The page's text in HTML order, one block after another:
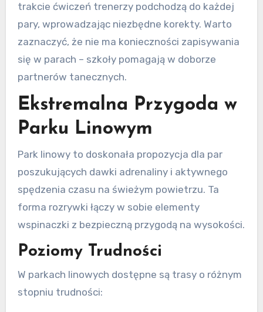
trakcie ćwiczeń trenerzy podchodzą do każdej
pary, wprowadzając niezbędne korekty. Warto
zaznaczyć, że nie ma konieczności zapisywania
się w parach – szkoły pomagają w doborze
partnerów tanecznych.
Ekstremalna Przygoda w
Parku Linowym
Park linowy to doskonała propozycja dla par
poszukujących dawki adrenaliny i aktywnego
spędzenia czasu na świeżym powietrzu. Ta
forma rozrywki łączy w sobie elementy
wspinaczki z bezpieczną przygodą na wysokości.
Poziomy Trudności
W parkach linowych dostępne są trasy o różnym
stopniu trudności: